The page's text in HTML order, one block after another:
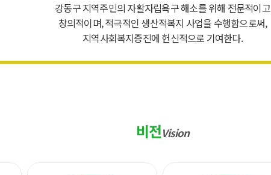
강동구 지역주민의 자활자립욕구 해소를 위해 전문적이고
창의적이며, 적극적인 생산적복지 사업을 수행함으로써,
지역사회복지증진에 헌신적으로 기여한다.
비전Vision